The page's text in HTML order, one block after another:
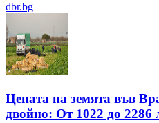
dbr.bg
Цената на земята във
двойно: От 1022 до 2286